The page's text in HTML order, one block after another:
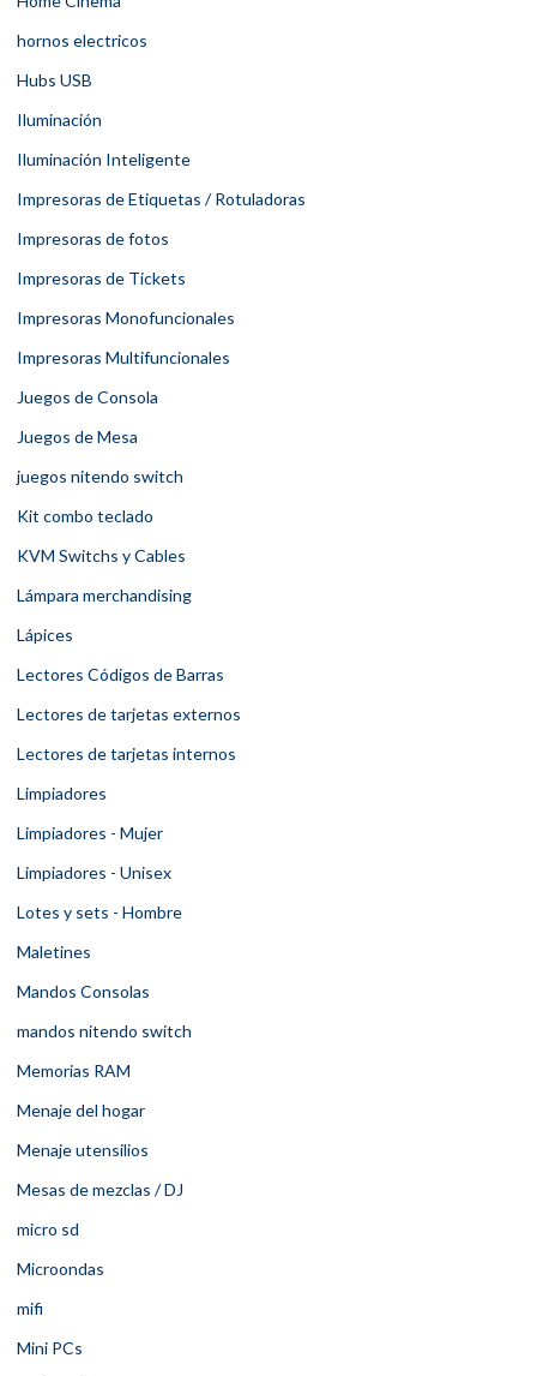
hornos electricos
Hubs USB
Iluminación
Iluminación Inteligente
Impresoras de Etiquetas / Rotuladoras
Impresoras de fotos
Impresoras de Tickets
Impresoras Monofuncionales
Impresoras Multifuncionales
Juegos de Consola
Juegos de Mesa
juegos nitendo switch
Kit combo teclado
KVM Switchs y Cables
Lámpara merchandising
Lápices
Lectores Códigos de Barras
Lectores de tarjetas externos
Lectores de tarjetas internos
Limpiadores
Limpiadores - Mujer
Limpiadores - Unisex
Lotes y sets - Hombre
Maletines
Mandos Consolas
mandos nitendo switch
Memorias RAM
Menaje del hogar
Menaje utensilios
Mesas de mezclas / DJ
micro sd
Microondas
mifi
Mini PCs